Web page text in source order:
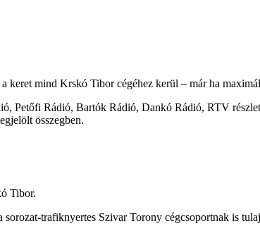
keret mind Krskó Tibor cégéhez kerül – már ha
Petőfi Rádió, Bartók Rádió, Dankó Rádió, RTV
összegben.
Tibor.
trafiknyertes Szivar Torony cégcsoportnak is